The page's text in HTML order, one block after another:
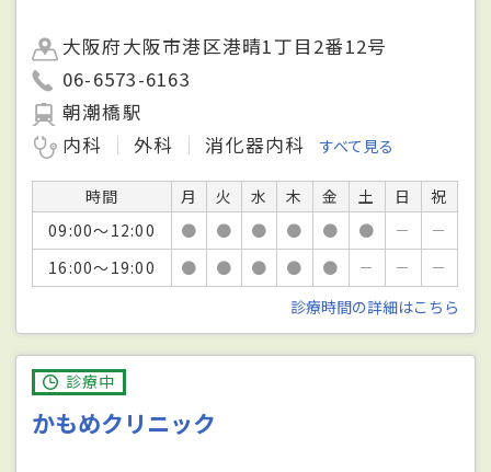
大阪府大阪市港区港晴1丁目2番12号
06-6573-6163
朝潮橋駅
内科
外科 消化器内科 すべて見る
時間 月 火 水 木 金 土 日
祝
09:00～12:00
● ● ● ● ● ● －
－
16:00～19:00
● ● ● ● ● － －
－
診療時間の詳細はこちら
診療中
かもめクリニック